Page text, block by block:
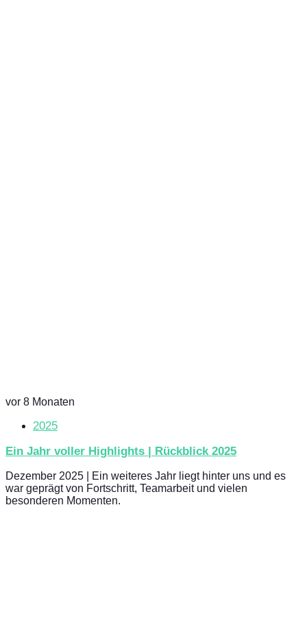
vor 8 Monaten
2025
Ein Jahr voller Highlights | Rückblick 2025
Dezember 2025 | Ein weiteres Jahr liegt hinter uns und es
war geprägt von Fortschritt, Teamarbeit und vielen
besonderen Momenten.